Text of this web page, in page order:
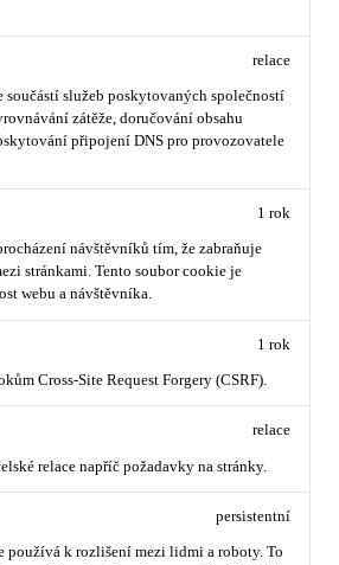
součástí služeb poskytovaných společností
zátěže, doručování obsahu
připojení DNS pro provozovatele
relace
návštěvníků tím, že zabraňuje
stránkami. Tento soubor cookie je
webu a návštěvníka.
1 rok
Cross-Site Request Forgery (CSRF).
1 rok
relace napříč požadavky na stránky.
relace
používá k rozlišení mezi lidmi a roboty. To
persistentní